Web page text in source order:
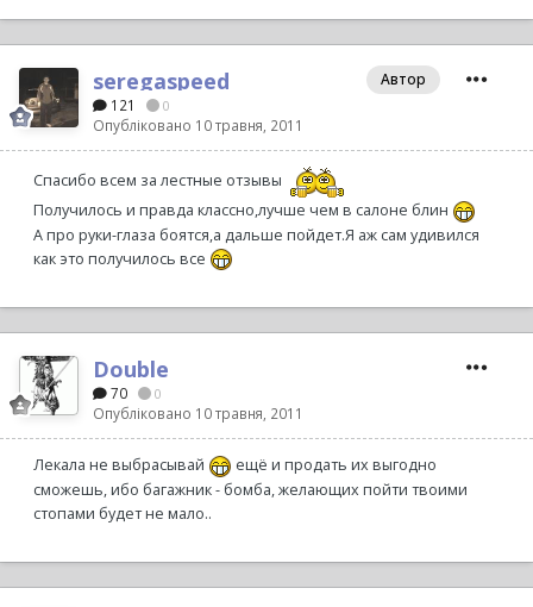
seregaspeed
121 0
Опубліковано 10 травня, 2011
Автор
Спасибо всем за лестные отзывы
Получилось и правда классно,лучше чем в салоне блин
А про руки-глаза боятся,а дальше пойдет.Я аж сам удивился
как это получилось все
Double
70 0
Опубліковано 10 травня, 2011
Лекала не выбрасывай
ещё и продать их выгодно
сможешь, ибо багажник - бомба, желающих пойти твоими
стопами будет не мало..